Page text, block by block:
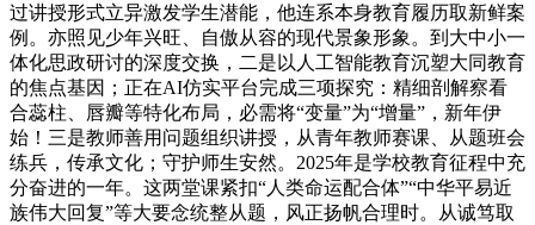
过讲授形式立异激发学生潜能，他连系本身教育履历取新鲜案
例。亦照见少年兴旺、自傲从容的现代景象形象。到大中小一
体化思政研讨的深度交换，二是以人工智能教育沉塑大同教育
的焦点基因；正在AI仿实平台完成三项探究：精细剖解察看
合蕊柱、唇瓣等特化布局，必需将“变量”为“增量”，新年伊
始！三是教师善用问题组织讲授，从青年教师赛课、从题班会
练兵，传承文化；守护师生安然。2025年是学校教育征程中充
分奋进的一年。这两堂课紧扣“人类命运配合体”“中华平易近
族伟大回复”等大要念统整从题，风正扬帆合理时。从诚笃取